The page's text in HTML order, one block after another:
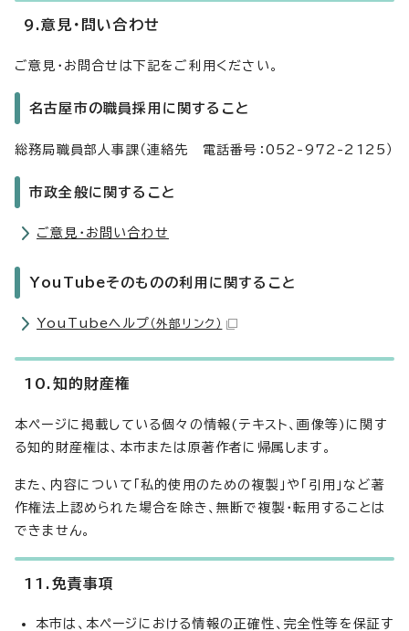
9.意見・問い合わせ
ご意見・お問合せは下記をご利用ください。
名古屋市の職員採用に関すること
総務局職員部人事課（連絡先 電話番号：052-972-2125）
市政全般に関すること
ご意見・お問い合わせ
YouTubeそのものの利用に関すること
YouTubeヘルプ （外部リンク）
10.知的財産権
本ページに掲載している個々の情報(テキスト、画像等)に関す
る知的財産権は、本市または原著作者に帰属します。
また、内容について「私的使用のための複製」や「引用」など著
作権法上認められた場合を除き、無断で複製・転用することは
できません。
11.免責事項
本市は、本ページにおける情報の正確性、完全性等を保証す